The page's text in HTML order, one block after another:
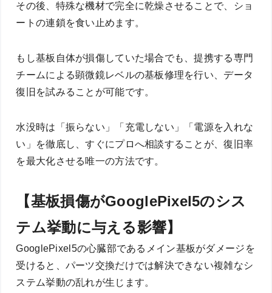
その後、特殊な機材で完全に乾燥させることで、ショ
ートの連鎖を食い止めます。
もし基板自体が損傷していた場合でも、提携する専門
チームによる顕微鏡レベルの基板修理を行い、データ
復旧を試みることが可能です。
水没時は「振らない」「充電しない」「電源を入れな
い」を徹底し、すぐにプロへ相談することが、復旧率
を最大化させる唯一の方法です。
【基板損傷がGooglePixel5のシス
テム挙動に与える影響】
GooglePixel5の心臓部であるメイン基板がダメージを
受けると、パーツ交換だけでは解決できない複雑なシ
ステム挙動の乱れが生じます。